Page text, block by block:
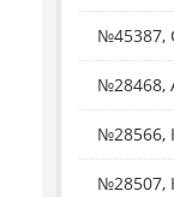
№45387,
№28468,
№28566,
№28507,